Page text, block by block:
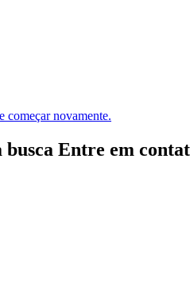
começar novamente.
Entre em